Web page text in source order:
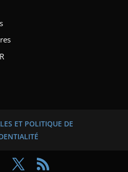
ET POLITIQUE DE